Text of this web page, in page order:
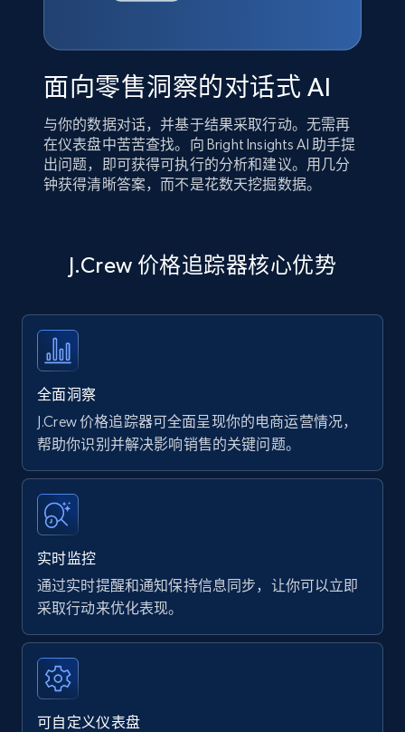
面向零售洞察的对话式 AI
与你的数据对话，并基于结果采取行动。无需再
在仪表盘中苦苦查找。向 Bright Insights AI 助手提
出问题，即可获得可执行的分析和建议。用几分
钟获得清晰答案，而不是花数天挖掘数据。
J.Crew 价格追踪器核心优势
全面洞察
J.Crew 价格追踪器可全面呈现你的电商运营情况，
帮助你识别并解决影响销售的关键问题。
实时监控
通过实时提醒和通知保持信息同步，让你可以立即
采取行动来优化表现。
可自定义仪表盘